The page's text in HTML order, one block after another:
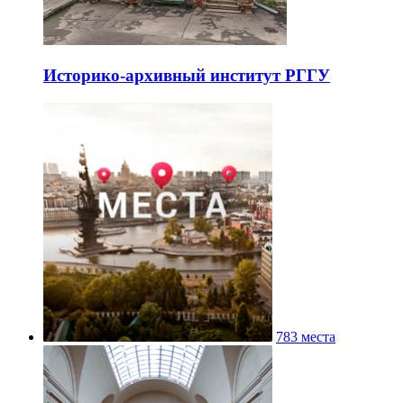
Историко-архивный институт РГГУ
783 места